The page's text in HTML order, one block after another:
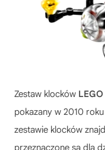
Zestaw klocków
pokazany w 2010
zestawie klocków